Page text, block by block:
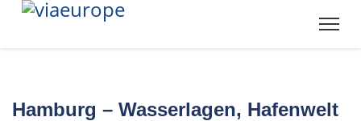
Hamburg – Wasserlagen, Hafenwelt